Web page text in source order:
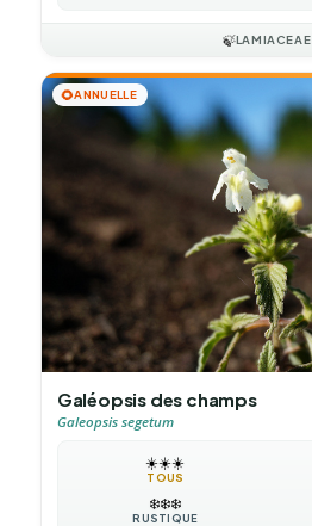
🍃LAMIACEAE
🌻ANNUELLE
Galéopsis des champs
Galeopsis segetum
☀️☀️☀️
TOUS
❄️❄️❄️
RUSTIQUE